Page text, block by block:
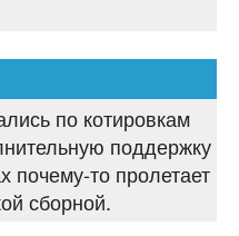
по котировкам
поддержку
почему-то пролетает
сборной.